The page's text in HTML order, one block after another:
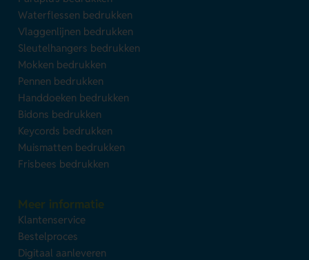
Waterflessen bedrukken
Vlaggenlijnen bedrukken
Sleutelhangers bedrukken
Mokken bedrukken
Pennen bedrukken
Handdoeken bedrukken
Bidons bedrukken
Keycords bedrukken
Muismatten bedrukken
Frisbees bedrukken
Meer informatie
Klantenservice
Bestelproces
Digitaal aanleveren